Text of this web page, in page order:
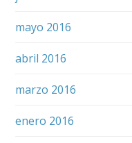
mayo 2016
abril 2016
marzo 2016
enero 2016